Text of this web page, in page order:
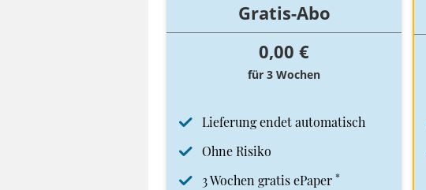
Gratis-Abo
0,00 €
für 3 Wochen
Lieferung endet automatisch
Ohne Risiko
3 Wochen gratis ePaper *